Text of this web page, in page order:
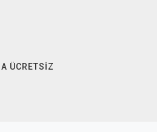
ÜCRETSIZ